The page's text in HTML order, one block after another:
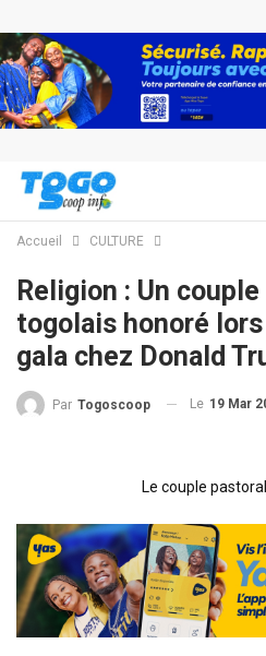
Accueil CULTURE
Religion : Un
togolais honoré lors
gala chez Donald
Par Togoscoop Le 19 Mar
Le couple